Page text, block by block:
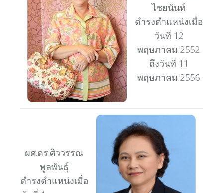
ไชยนันท์
ดำรงตำแหน่งเมื่อ
วันที่ 12
พฤษภาคม 2552
ถึงวันที่ 11
พฤษภาคม 2556
ผศ.ดร.ศิววรรณ
พูลพันธุ์
ดำรงตำแหน่งเมื่อ